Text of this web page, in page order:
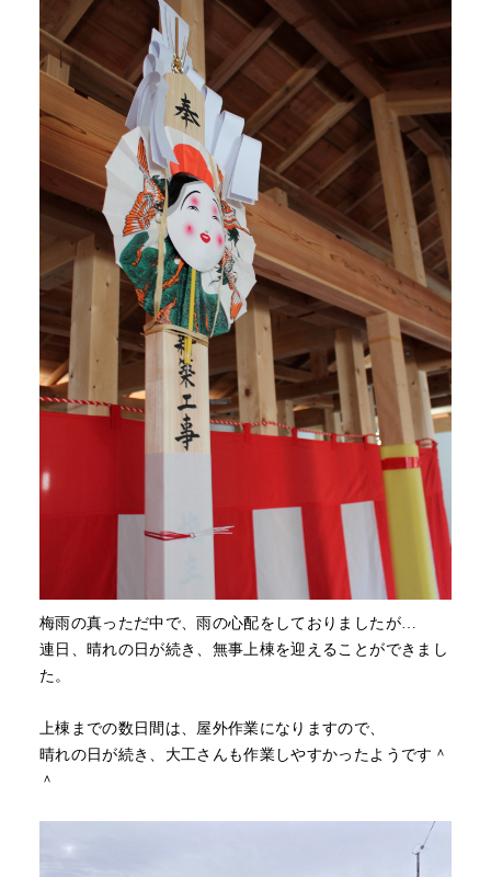
梅雨の真っただ中で、雨の心配をしておりましたが…
連日、晴れの日が続き、無事上棟を迎えることができまし
た。
上棟までの数日間は、屋外作業になりますので、
晴れの日が続き、大工さんも作業しやすかったようです＾
＾